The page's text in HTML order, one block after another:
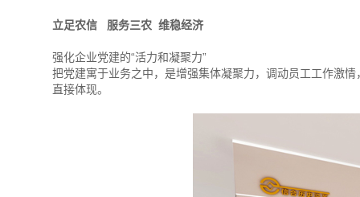
立足农信 服务三农 维稳经济
强化企业党建的“活力和凝聚力”
把党建寓于业务之中，是增强集体凝聚力，调动员工工作激
直接体现。